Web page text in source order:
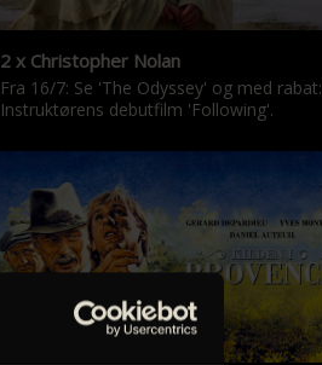
2 x Christopher Nolan
Fra 16/7: Se 'The Odyssey' og med rabat:
Instruktørens debutfilm 'Following'.